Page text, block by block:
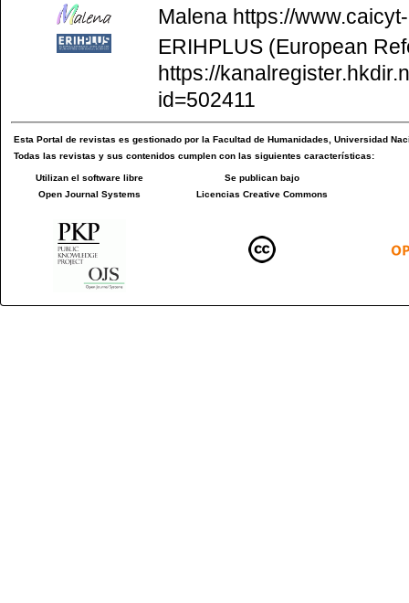
Malena https://
ERIHPLUS (European
https://
id=502411
EstaPortal de revistas es gestionado por laFacultad de Humanidades,Universidad
Todas las revistas y sus contenidos cumplen con las siguientes características:
Utilizan el software libre
Open Journal Systems
Se publican bajo
Licencias Creative Commons